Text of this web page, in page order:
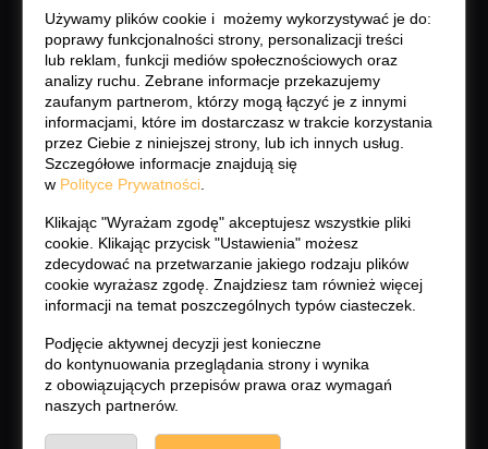
Używamy plików cookie i możemy wykorzystywać je do:
poprawy funkcjonalności strony, personalizacji treści
lub reklam, funkcji mediów społecznościowych oraz
analizy ruchu. Zebrane informacje przekazujemy
zaufanym partnerom, którzy mogą łączyć je z innymi
informacjami, które im dostarczasz w trakcie korzystania
przez Ciebie z niniejszej strony, lub ich innych usług.
Szczegółowe informacje znajdują się
w Polityce Prywatności
Klikając "Wyrażam zgodę" akceptujesz wszystkie pliki
cookie. Klikając przycisk "Ustawienia" możesz
zdecydować na przetwarzanie jakiego rodzaju plików
cookie wyrażasz zgodę. Znajdziesz tam również więcej
informacji na temat poszczególnych typów ciasteczek.
Podjęcie aktywnej decyzji jest konieczne
do kontynuowania przeglądania strony i wynika
z obowiązujących przepisów prawa oraz wymagań
naszych partnerów.